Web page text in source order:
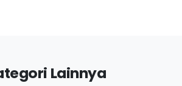
Lainnya